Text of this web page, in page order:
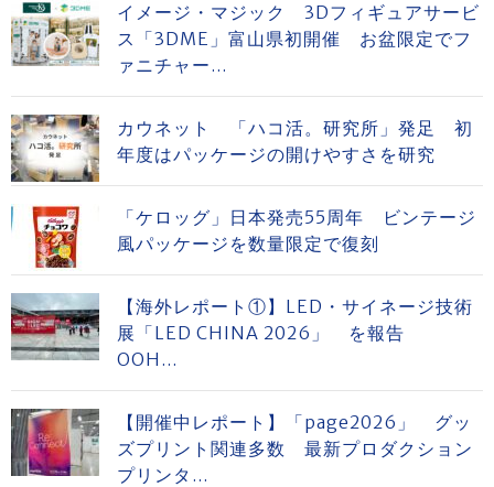
イメージ・マジック 3Dフィギュアサービ
ス「3DME」富山県初開催 お盆限定でフ
ァニチャー...
カウネット 「ハコ活。研究所」発足 初
年度はパッケージの開けやすさを研究
「ケロッグ」日本発売55周年 ビンテージ
風パッケージを数量限定で復刻
【海外レポート①】LED・サイネージ技術
展「LED CHINA 2026」 を報告
OOH...
【開催中レポート】「page2026」 グッ
ズプリント関連多数 最新プロダクション
プリンタ...